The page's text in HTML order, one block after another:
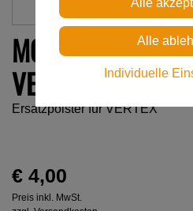
MOUSSE DE
VERTEX
Ersatzpolster für VERTEX
€ 4,00
Preis inkl. MwSt.
Individuelle